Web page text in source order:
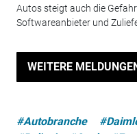
Autos steigt auch die
Softwareanbieter und
WEITERE
#Autobranche